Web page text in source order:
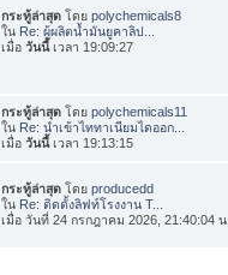
กระทู้ล่าสุด โดยpolychemicals8
ใน Re: ผู้ผลิตน้ำมันยูคาลิป...
เมื่อวันนี้เวลา 19:09:27
กระทู้ล่าสุด โดยpolychemicals11
ใน Re: นำเข้าไททาเนียมไดออก...
เมื่อวันนี้เวลา 19:13:15
กระทู้ล่าสุด โดยproducedd
ใน Re: ติดตั้งลิฟท์โรงงาน T...
เมื่อ วันที่ 24 กรกฎาคม 2026, 21:40:04 น.